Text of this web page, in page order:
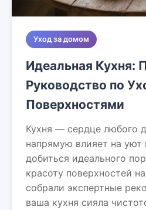
Уход за домом
Идеальная Кухня:
Руководство по
Поверхностями
Кухня — сердце любого
напрямую влияет на уют
добиться идеального
красоту поверхностей
собрали экспертные
ваша кухня сияла